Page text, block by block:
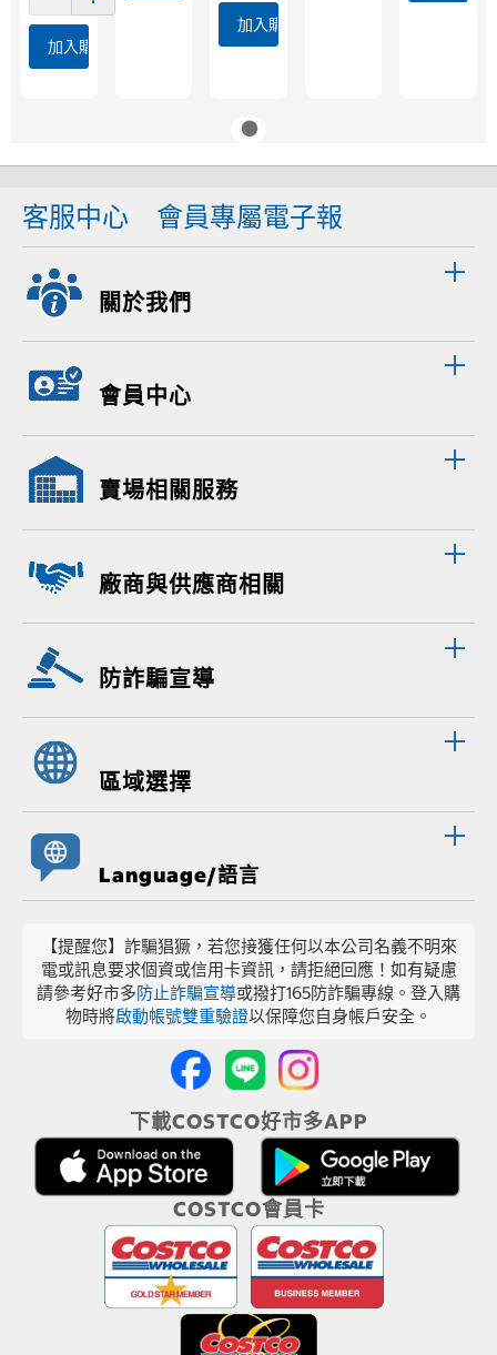
加入購物車
加入購物車
客服中心 會員專屬電子報
關於我們
會員中心
賣場相關服務
廠商與供應商相關
防詐騙宣導
區域選擇
Language/語言
【提醒您】詐騙猖獗，若您接獲任何以本公司名義不明來
電或訊息要求個資或信用卡資訊，請拒絕回應！如有疑慮
請參考好市多防止詐騙宣導或撥打165防詐騙專線。登入購
物時將啟動帳號雙重驗證以保障您自身帳戶安全。
下載COSTCO好市多APP
COSTCO會員卡